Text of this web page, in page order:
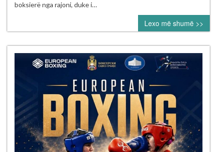
sipas
kalendarit
për
vitin
2026
boksierë nga rajoni, duke i…
Lexo më shumë >>